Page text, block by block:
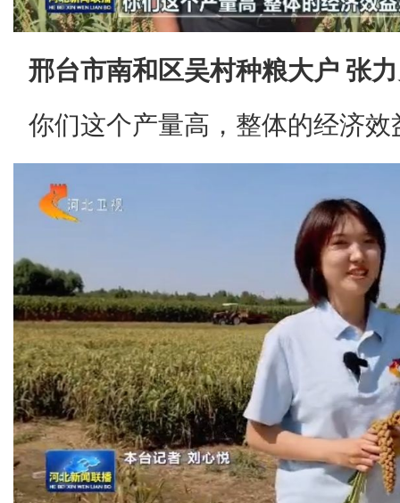
邢台市南和区吴村种粮大户 张
你们这个产量高，整体的经济效